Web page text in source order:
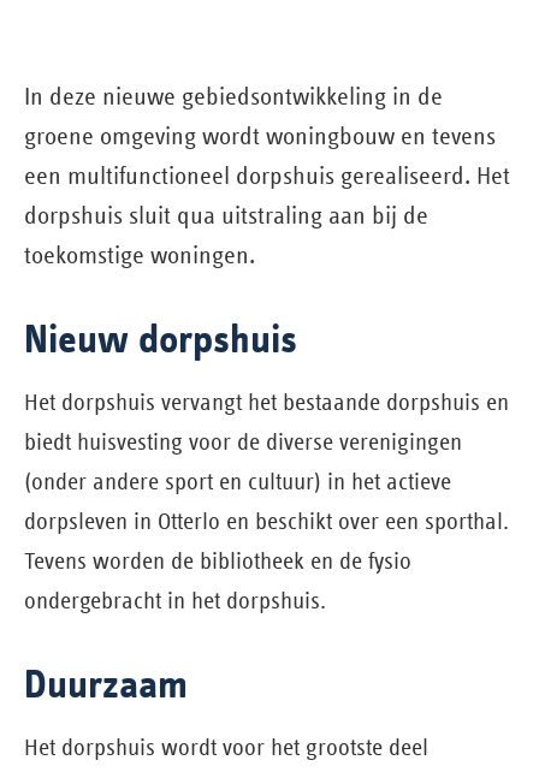
In deze nieuwe gebiedsontwikkeling in de
groene omgeving wordt woningbouw en tevens
een multifunctioneel dorpshuis gerealiseerd. Het
dorpshuis sluit qua uitstraling aan bij de
toekomstige woningen.
Nieuw dorpshuis
Het dorpshuis vervangt het bestaande dorpshuis en
biedt huisvesting voor de diverse verenigingen
(onder andere sport en cultuur) in het actieve
dorpsleven in Otterlo en beschikt over een sporthal.
Tevens worden de bibliotheek en de fysio
ondergebracht in het dorpshuis.
Duurzaam
Het dorpshuis wordt voor het grootste deel